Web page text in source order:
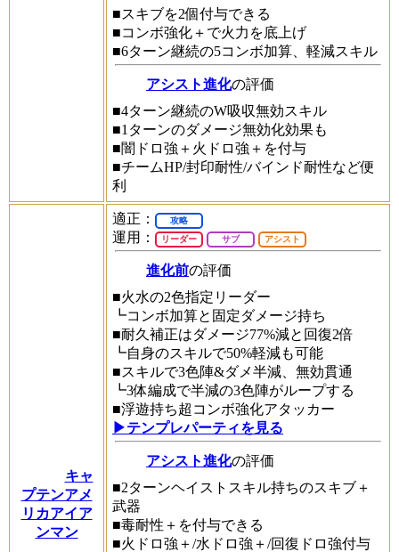
■スキブを2個付与できる
■コンボ強化＋で火力を底上げ
■6ターン継続の5コンボ加算、軽減スキル
アシスト進化の評価
■4ターン継続のW吸収無効スキル
■1ターンのダメージ無効化効果も
■闇ドロ強＋火ドロ強＋を付与
■チームHP/封印耐性/バインド耐性など便
利
キャ
プテンアメ
リカアイア
ンマン
適正： 攻略
運用： リーダー サブ アシスト
進化前の評価
■火水の2色指定リーダー
┗コンボ加算と固定ダメージ持ち
■耐久補正はダメージ77%減と回復2倍
┗自身のスキルで50%軽減も可能
■スキルで3色陣&ダメ半減、無効貫通
┗3体編成で半減の3色陣がループする
■浮遊持ち超コンボ強化アタッカー
▶テンプレパーティを見る
アシスト進化の評価
■2ターンヘイストスキル持ちのスキブ＋
武器
■毒耐性＋を付与できる
■火ドロ強＋/水ドロ強＋/回復ドロ強付与